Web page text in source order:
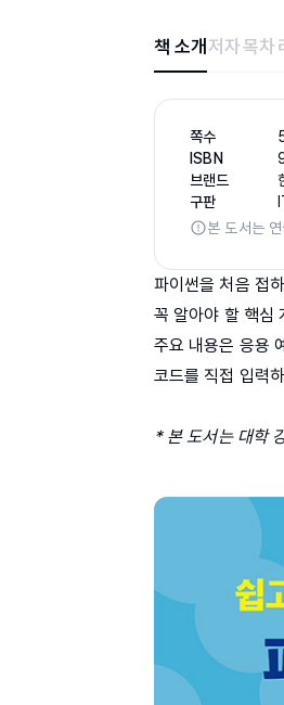
책 소개 저자목차
쪽수
ISBN
브랜드
구판
본 도서는
파이썬을 처음 접
꼭 알아야 할 핵심
주요 내용은 응용
코드를 직접 입력
* 본 도서는 대학